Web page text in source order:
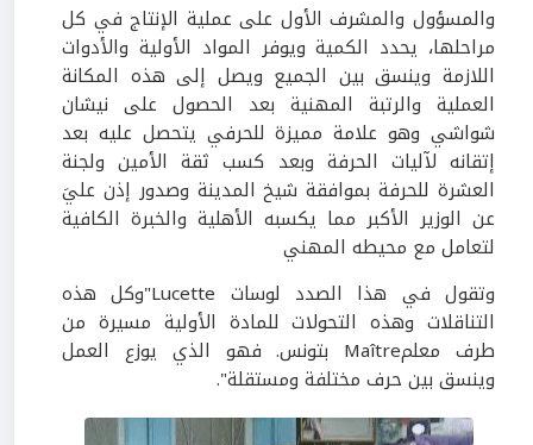
والمسؤول والمشرف الأول على عملية الإنتاج في كل
مراحلها، يحدد الكمية ويوفر المواد الأولية والأدوات
اللازمة وينسق بين الجميع ويصل إلى هذه المكانة
العملية والرتبة المهنية بعد الحصول على نيشان
شواشي وهو علامة مميزة للحرفي يتحصل عليه بعد
إتقانه لآليات الحرفة وبعد كسب ثقة الأمين ولجنة
العشرة للحرفة بموافقة شيخ المدينة وصدور إذن عليَ
عن الوزير الأكبر مما يكسبه الأهلية والخبرة الكافية
لتعامل مع محيطه المهني
وتقول في هذا الصدد لوسات Lucette"وكل هذه
التناقلات وهذه التحولات للمادة الأولية مسيرة من
طرف معلمMaître بتونس. فهو الذي يوزع العمل
وينسق بين حرف مختلفة ومستقلة".